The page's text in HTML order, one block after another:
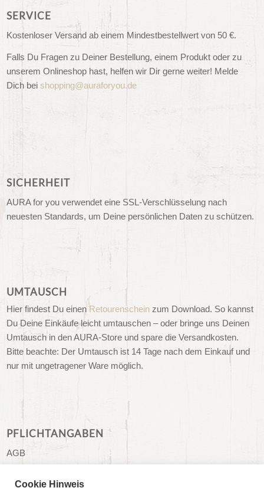
SERVICE
Kostenloser Versand ab einem Mindestbestellwert von 50 €.
Falls Du Fragen zu Deiner Bestellung, einem Produkt oder zu
unserem Onlineshop hast, helfen wir Dir gerne weiter! Melde
Dich beishopping@auraforyou.de
SICHERHEIT
AURA for you verwendet eine SSL-Verschlüsselung nach
neuesten Standards, um Deine persönlichen Daten zu schützen.
UMTAUSCH
Hier findest Du einen Retourenschein zum Download. So kannst
Du Deine Einkäufe leicht umtauschen – oder bringe uns Deinen
Umtausch in den AURA-Store und spare die Versandkosten.
Bitte beachte: Der Umtausch ist 14 Tage nach dem Einkauf und
nur mit ungetragener Ware möglich.
PFLICHTANGABEN
AGB
Cookie Hinweis